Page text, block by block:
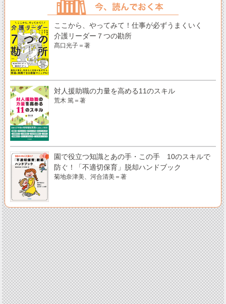
ここから、やってみて！仕事が必ずうまくいく
介護リーダー７つの勘所
髙口光子＝著
対人援助職の力量を高める11のスキル
荒木 篤＝著
園で役立つ知識とあの手・この手 10のスキルで
防ぐ！「不適切保育」脱却ハンドブック
菊地奈津美、河合清美＝著